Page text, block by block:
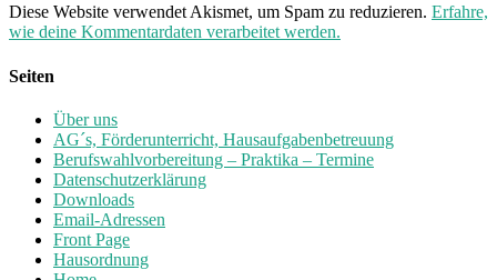
Diese Website verwendet Akismet, um Spam zu reduzieren. Erfahre,
wie deine Kommentardaten verarbeitet werden.
Seiten
Über uns
AG´s, Förderunterricht, Hausaufgabenbetreuung
Berufswahlvorbereitung – Praktika – Termine
Datenschutzerklärung
Downloads
Email-Adressen
Front Page
Hausordnung